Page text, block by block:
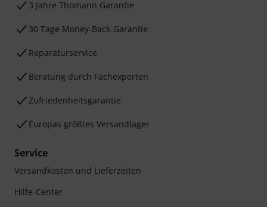
3 Jahre Thomann Garantie
30 Tage Money-Back-Garantie
Reparaturservice
Beratung durch Fachexperten
Zufriedenheitsgarantie
Europas größtes Versandlager
Service
Versandkosten und Lieferzeiten
Hilfe-Center